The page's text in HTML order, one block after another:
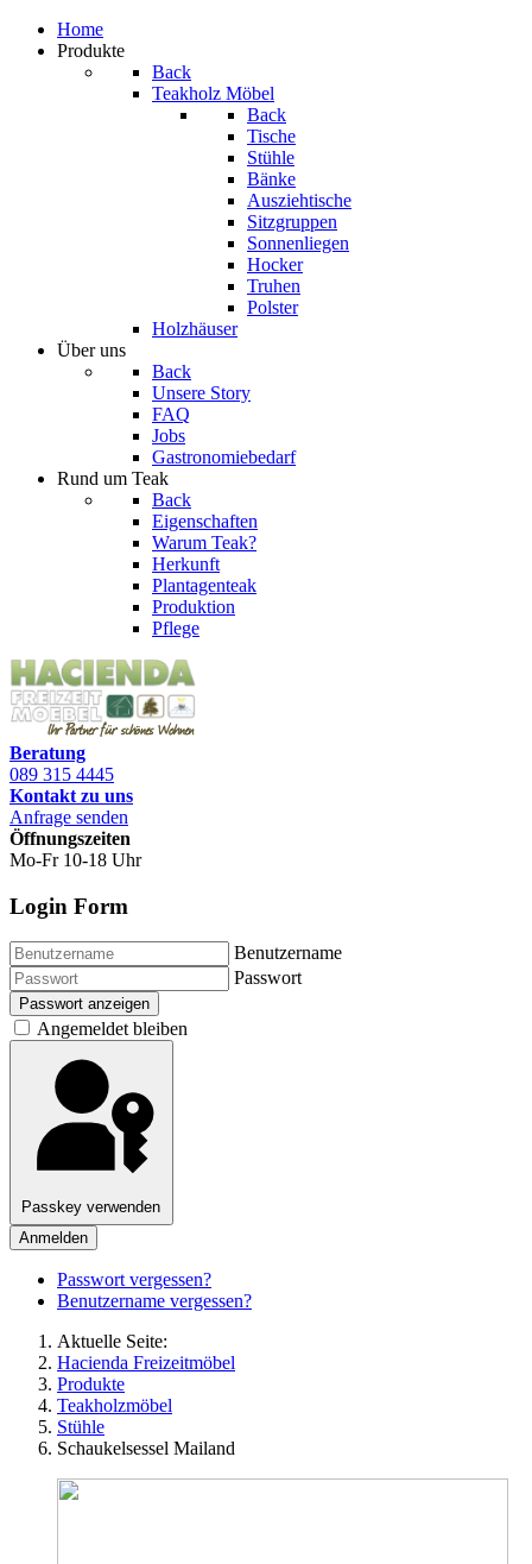
Home
Produkte
Back
Teakholz Möbel
Back
Tische
Stühle
Bänke
Ausziehtische
Sitzgruppen
Sonnenliegen
Hocker
Truhen
Polster
Holzhäuser
Über uns
Back
Unsere Story
FAQ
Jobs
Gastronomiebedarf
Rund um Teak
Back
Eigenschaften
Warum Teak?
Herkunft
Plantagenteak
Produktion
Pflege
Beratung
089 315 4445
Kontakt zu uns
Anfrage senden
Öffnungszeiten
Mo-Fr 10-18 Uhr
Login Form
Benutzername
Passwort
Passwort anzeigen
Angemeldet bleiben
Passkey verwenden
Anmelden
Passwort vergessen?
Benutzername vergessen?
Aktuelle Seite:
Hacienda Freizeitmöbel
Produkte
Teakholzmöbel
Stühle
Schaukelsessel Mailand